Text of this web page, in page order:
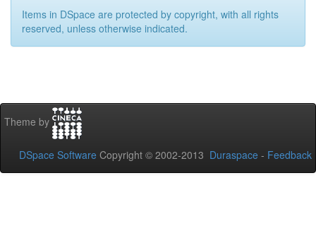
Items in DSpace are protected by copyright, with all rights
reserved, unless otherwise indicated.
Theme by
DSpace Software Copyright © 2002-2013 Duraspace - Feedback